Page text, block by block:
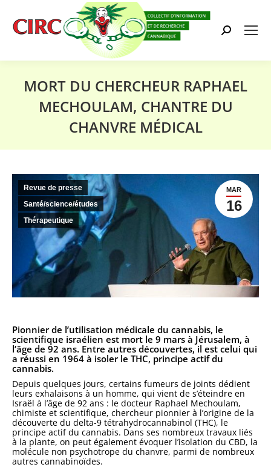
Search:
MORT DU CHERCHEUR RAPHAEL
MECHOULAM, CHANTRE DU
CHANVRE MÉDICAL
MAR
16
Revue de presse
Santé/science/études
Thérapeutique
Pionnier de l’utilisation médicale du cannabis, le
scientifique israélien est mort le 9 mars à Jérusalem, à
l’âge de 92 ans. Entre autres découvertes, il est celui qui
a réussi en 1964 à isoler le THC, principe actif du
cannabis.
Depuis quelques jours, certains fumeurs de joints dédient
leurs exhalaisons à un homme, qui vient de s’éteindre en
Israël à l’âge de 92 ans : le docteur Raphael Mechoulam,
chimiste et scientifique, chercheur pionnier à l’origine de la
découverte du delta-9 tétrahydrocannabinol (THC), le
principe actif du cannabis. Dans ses nombreux travaux liés
à la plante, on peut également évoquer l’isolation du CBD, la
molécule non psychotrope du chanvre, parmi de nombreux
autres cannabinoïdes.